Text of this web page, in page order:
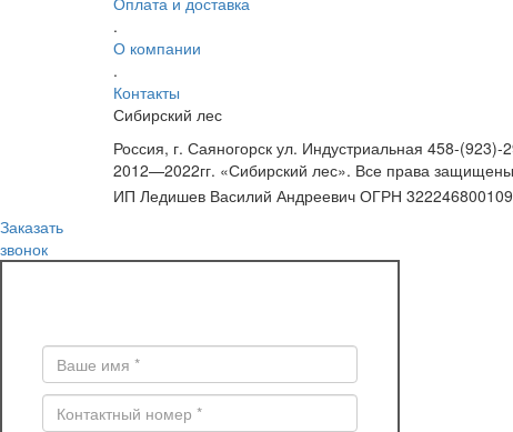
.
О компании
.
Контакты
Сибирский лес
Россия, г. Саяногорск ул. Индустриальная 458-(923)-
2012—2022гг. «Сибирский лес». Все права защищены
ИП Ледишев Василий Андреевич ОГРН
Заказать
звонок